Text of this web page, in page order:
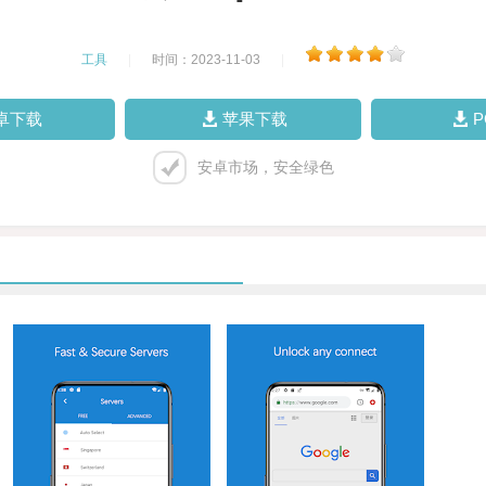
工具 时间：2023-11-03
下载 苹果下载
安卓市场，安全绿色